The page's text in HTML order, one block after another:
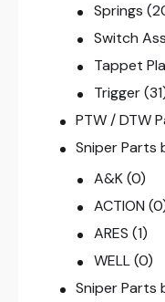
Springs
Switch
Tappet
Trigger
PTW / DTW
Sniper Parts
A&K (0)
ACTION
ARES (1)
WELL (0)
Sniper Parts